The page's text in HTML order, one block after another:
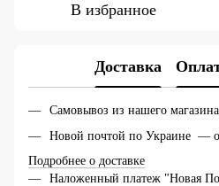
В избранное
Доставка
Самовывоз из нашего
Новой почтой по Украине —
Подробнее о доставке
Наложенный платеж "Новая